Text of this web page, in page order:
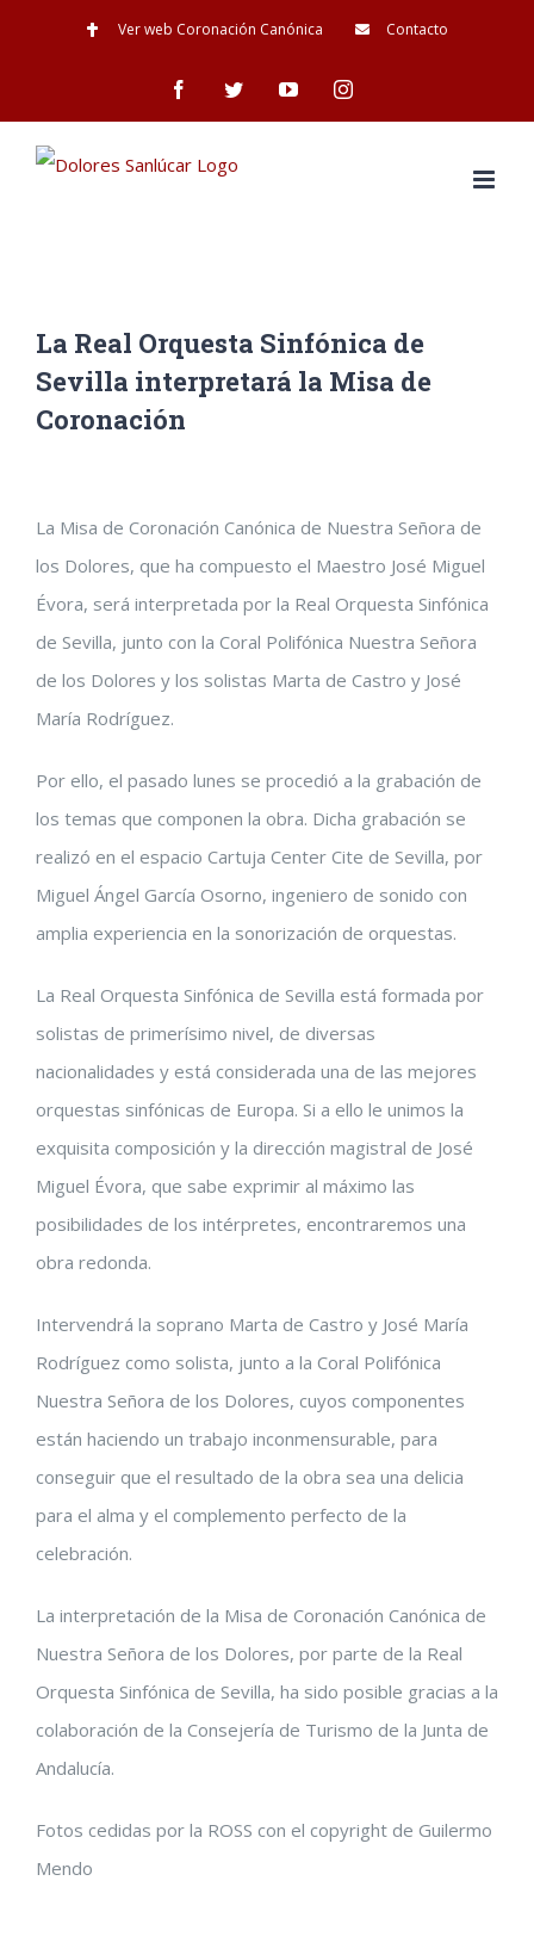
Ver web Coronación Canónica Contacto
FacebookTwitterYouTubeInstagram
La Real Orquesta Sinfónica de
Sevilla interpretará la Misa de
Coronación
imagen
más
grande
La Misa de Coronación Canónica de Nuestra Señora de
los Dolores, que ha compuesto el Maestro José Miguel
Évora, será interpretada por la Real Orquesta Sinfónica
de Sevilla, junto con la Coral Polifónica Nuestra Señora
de los Dolores y los solistas Marta de Castro y José
María Rodríguez.
Por ello, el pasado lunes se procedió a la grabación de
los temas que componen la obra. Dicha grabación se
realizó en el espacio Cartuja Center Cite de Sevilla, por
Miguel Ángel García Osorno, ingeniero de sonido con
amplia experiencia en la sonorización de orquestas.
La Real Orquesta Sinfónica de Sevilla está formada por
solistas de primerísimo nivel, de diversas
nacionalidades y está considerada una de las mejores
orquestas sinfónicas de Europa. Si a ello le unimos la
exquisita composición y la dirección magistral de José
Miguel Évora, que sabe exprimir al máximo las
posibilidades de los intérpretes, encontraremos una
obra redonda.
Intervendrá la soprano Marta de Castro y José María
Rodríguez como solista, junto a la Coral Polifónica
Nuestra Señora de los Dolores, cuyos componentes
están haciendo un trabajo inconmensurable, para
conseguir que el resultado de la obra sea una delicia
para el alma y el complemento perfecto de la
celebración.
La interpretación de la Misa de Coronación Canónica de
Nuestra Señora de los Dolores, por parte de la Real
Orquesta Sinfónica de Sevilla, ha sido posible gracias a la
colaboración de la Consejería de Turismo de la Junta de
Andalucía.
Fotos cedidas por la ROSS con el copyright de Guilermo
Mendo